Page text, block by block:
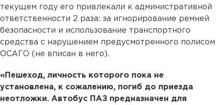
текущем году его привлекали к административной
ответственности 2 раза: за игнорирование ремней
безопасности и использование транспортного
средства с нарушением предусмотренного полисом
ОСАГО (не вписан в него).
«Пешеход, личность которого пока не
установлена, к сожалению, погиб до приезда
неотложки. Автобус ПАЗ предназначен для